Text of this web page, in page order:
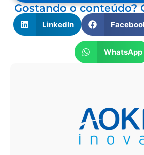
Gostando o conteúdo?
LinkedIn
WhatsApp